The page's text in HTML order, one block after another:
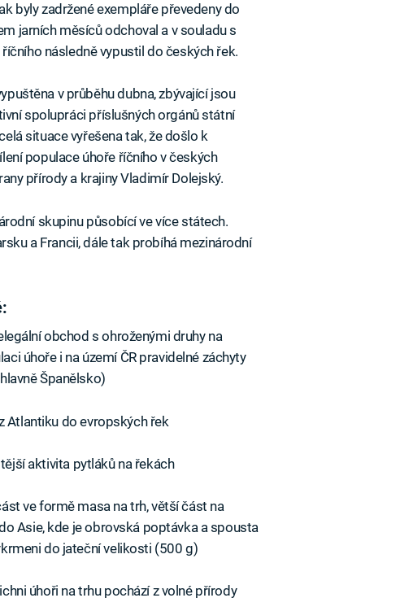
byly zadržené exempláře převedeny do
jarních měsíců odchoval a v souladu s
následně vypustil do českých řek.
v průběhu dubna, zbývající jsou
spolupráci příslušných orgánů státní
situace vyřešena tak, že došlo k
populace úhoře říčního v českých
přírody a krajiny Vladimír Dolejský.
skupinu působící ve více státech.
a Francii, dále tak probíhá mezinárodní
obchod s ohroženými druhy na
úhoře i na území ČR pravidelné záchyty
Španělsko)
Atlantiku do evropských řek
aktivita pytláků na řekách
ve formě masa na trh, větší část na
Asie, kde je obrovská poptávka a spousta
do jateční velikosti (500 g)
úhoři na trhu pochází z volné přírody